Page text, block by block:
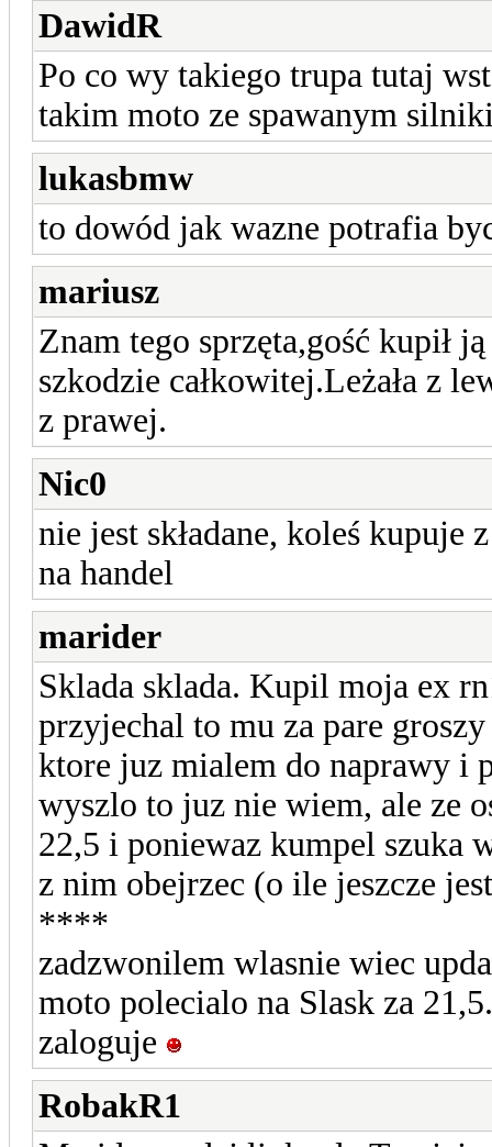
DawidR
Po co wy takiego trupa tutaj
takim moto ze spawanym
lukasbmw
to dowód jak wazne potrafia
mariusz
Znam tego sprzęta,gość kupił
szkodzie całkowitej.Leżała z
z prawej.
Nic0
nie jest składane, koleś kupuje
na handel
marider
Sklada sklada. Kupil moja ex
przyjechal to mu za pare
ktore juz mialem do naprawy i
wyszlo to juz nie wiem, ale ze
22,5 i poniewaz kumpel szuka
z nim obejrzec (o ile jeszcze
****
zadzwonilem wlasnie wiec
moto polecialo na Slask za
zaloguje
RobakR1